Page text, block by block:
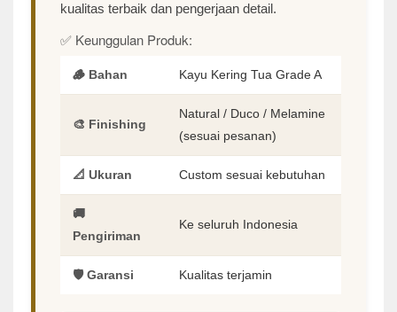
kualitas terbaik dan pengerjaan detail.
✅ Keunggulan Produk:
🪵 Bahan Kayu Kering Tua Grade A
🎨 Finishing
Natural / Duco / Melamine
(sesuai pesanan)
📐 Ukuran Custom sesuai kebutuhan
🚚
Pengiriman
Ke seluruh Indonesia
🛡️ Garansi Kualitas terjamin